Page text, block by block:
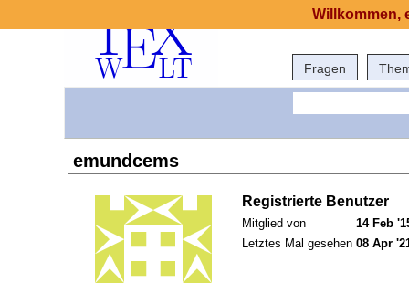
Fragen
emundcems
Registrierte Benutzer
Mitglied von
14 Feb
Letztes Mal gesehen 08 Apr
Willkommen,